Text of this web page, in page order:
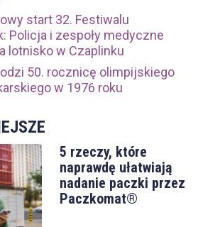
start 32. Festiwalu
Policja i zespoły medyczne
lotnisko w Czaplinku
50. rocznicę olimpijskiego
w 1976 roku
5 rzeczy, które
naprawdę ułatwiają
nadanie paczki przez
Paczkomat®